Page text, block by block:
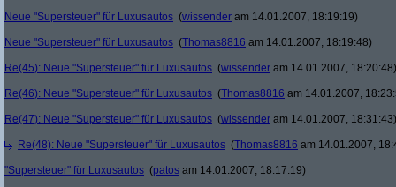
Neue "Supersteuer" für Luxusautos (wissender am 14.01.2007, 18:19:19)
Neue "Supersteuer" für Luxusautos (Thomas8816 am 14.01.2007, 18:19:48)
Re(45): Neue "Supersteuer" für Luxusautos (wissender am 14.01.2007, 18:20:48)
Re(46): Neue "Supersteuer" für Luxusautos (Thomas8816 am 14.01.2007,
Re(47): Neue "Supersteuer" für Luxusautos (wissender am 14.01.2007, 18:31:43)
Re(48): Neue "Supersteuer" für Luxusautos (Thomas8816 am 14.01.2007,
"Supersteuer" für Luxusautos (patos am 14.01.2007, 18:17:19)